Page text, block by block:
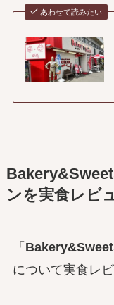
あわせて読みたい
ンを実食レビ
「
について実食レ